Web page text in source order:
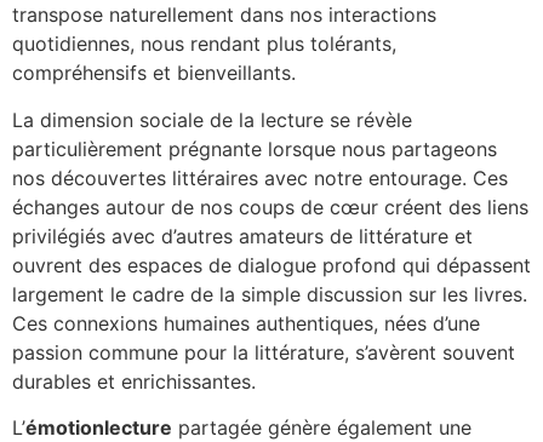
transpose naturellement dans nos interactions
quotidiennes, nous rendant plus tolérants,
compréhensifs et bienveillants.
La dimension sociale de la lecture se révèle
particulièrement prégnante lorsque nous partageons
nos découvertes littéraires avec notre entourage. Ces
échanges autour de nos coups de cœur créent des liens
privilégiés avec d’autres amateurs de littérature et
ouvrent des espaces de dialogue profond qui dépassent
largement le cadre de la simple discussion sur les livres.
Ces connexions humaines authentiques, nées d’une
passion commune pour la littérature, s’avèrent souvent
durables et enrichissantes.
L’émotionlecture partagée génère également une